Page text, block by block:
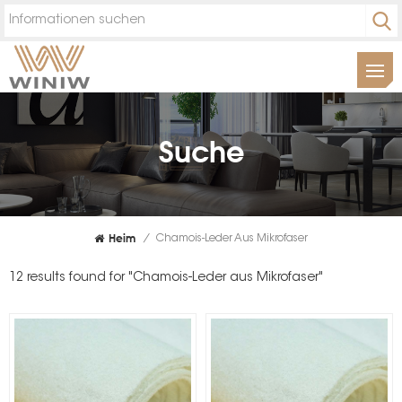
Suche
Heim / Chamois-Leder Aus Mikrofaser
12 results found for "Chamois-Leder aus Mikrofaser"